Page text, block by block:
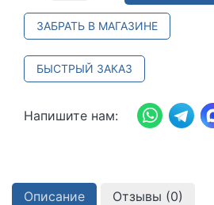
ЗАБРАТЬ В МАГАЗИНЕ
БЫСТРЫЙ ЗАКАЗ
Напишите нам:
Описание Отзывы (0)